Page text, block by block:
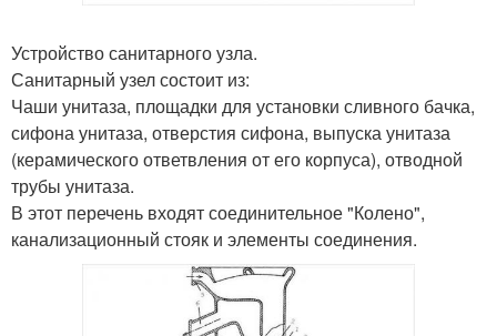
Устройство санитарного узла.
Санитарный узел состоит из:
Чаши унитаза, площадки для установки сливного бачка,
сифона унитаза, отверстия сифона, выпуска унитаза
(керамического ответвления от его корпуса), отводной
трубы унитаза.
В этот перечень входят соединительное "Колено",
канализационный стояк и элементы соединения.